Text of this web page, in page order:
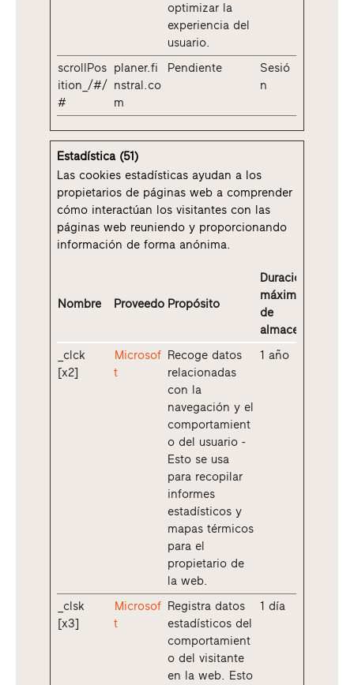
optimizar la
experiencia del
usuario.
scrollPos
ition_/#/
#
planer.fi
nstral.co
m
Pendiente
Sesió
n
Estadística (51)
Las cookies estadísticas ayudan a los
propietarios de páginas web a comprender
cómo interactúan los visitantes con las
páginas web reuniendo y proporcionando
información de forma anónima.
Nombre Proveedor Propósito
Duración
máxima
de
almacenamiento
_clck
[x2]
Microsof
t
Recoge datos
relacionadas
con la
navegación y el
comportamient
o del usuario -
Esto se usa
para recopilar
informes
estadísticos y
mapas térmicos
para el
propietario de
la web.
1 año
_clsk
[x3]
Microsof
t
Registra datos
estadísticos del
comportamient
o del visitante
en la web. Esto
1 día